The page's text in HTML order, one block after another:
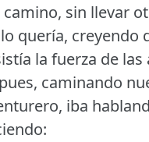
sin llevar
quería, creyendo
la fuerza de las
caminando
iba